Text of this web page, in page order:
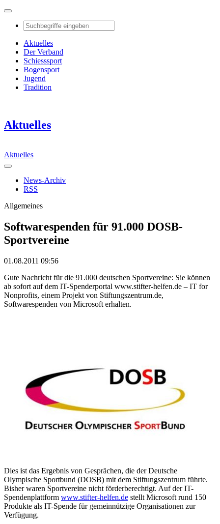
Aktuelles
Der Verband
Schiesssport
Bogensport
Jugend
Tradition
Aktuelles
Aktuelles
News-Archiv
RSS
Allgemeines
Softwarespenden für 91.000 DOSB-
Sportvereine
01.08.2011 09:56
Gute Nachricht für die 91.000 deutschen Sportvereine: Sie können
ab sofort auf dem IT-Spenderportal www.stifter-helfen.de – IT for
Nonprofits, einem Projekt von Stiftungszentrum.de,
Softwarespenden von Microsoft erhalten.
Dies ist das Ergebnis von Gesprächen, die der Deutsche
Olympische Sportbund (DOSB) mit dem Stiftungszentrum führte.
Bisher waren Sportvereine nicht förderberechtigt. Auf der IT-
Spendenplattform www.stifter-helfen.de stellt Microsoft rund 150
Produkte als IT-Spende für gemeinnützige Organisationen zur
Verfügung.